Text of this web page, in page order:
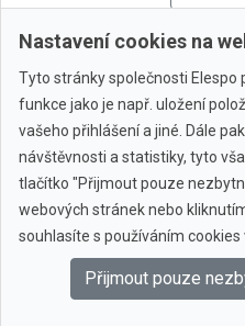
© 2010 -
Nastavení cookies na
Tyto stránky společnosti Elespo
funkce jako je např. uložení
vašeho přihlášení a jiné. Dále
návštěvnosti a statistiky, tyto
tlačítko "Přijmout pouze
webových stránek nebo
souhlasíte s používáním cookies
Přijmout pouze